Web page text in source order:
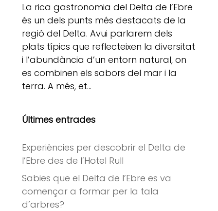
La rica gastronomia del Delta de l’Ebre
és un dels punts més destacats de la
regió del Delta. Avui parlarem dels
plats típics que reflecteixen la diversitat
i l’abundància d’un entorn natural, on
es combinen els sabors del mar i la
terra. A més, et...
Últimes entrades
Experiències per descobrir el Delta de
l’Ebre des de l’Hotel Rull
Sabies que el Delta de l’Ebre es va
començar a formar per la tala
d’arbres?